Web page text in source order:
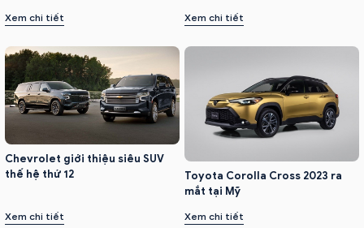
Xem chi tiết Xem chi tiết
Chevrolet giới thiệu siêu SUV
thế hệ thứ 12
Xem chi tiết
Toyota Corolla Cross 2023 ra
mắt tại Mỹ
Xem chi tiết